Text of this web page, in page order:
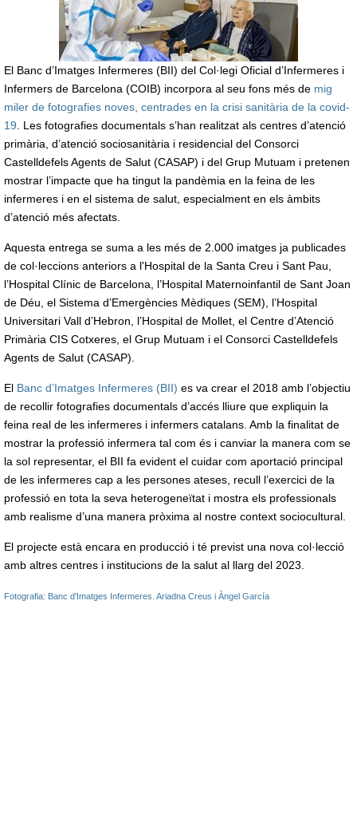
El Banc d’Imatges Infermeres (BII) del Col·legi Oficial d’Infermeres i
Infermers de Barcelona (COIB) incorpora al seu fons més de mig
miler de fotografies noves, centrades en la crisi sanitària de la covid-
19. Les fotografies documentals s’han realitzat als centres d’atenció
primària, d’atenció sociosanitària i residencial del Consorci
Castelldefels Agents de Salut (CASAP) i del Grup Mutuam i pretenen
mostrar l’impacte que ha tingut la pandèmia en la feina de les
infermeres i en el sistema de salut, especialment en els àmbits
d’atenció més afectats.
Aquesta entrega se suma a les més de 2.000 imatges ja publicades
de col·leccions anteriors a l'Hospital de la Santa Creu i Sant Pau,
l’Hospital Clínic de Barcelona, l’Hospital Maternoinfantil de Sant Joan
de Déu, el Sistema d’Emergències Mèdiques (SEM), l’Hospital
Universitari Vall d’Hebron, l’Hospital de Mollet, el Centre d’Atenció
Primària CIS Cotxeres, el Grup Mutuam i el Consorci Castelldefels
Agents de Salut (CASAP).
El Banc d’Imatges Infermeres (BII) es va crear el 2018 amb l’objectiu
de recollir fotografies documentals d’accés lliure que expliquin la
feina real de les infermeres i infermers catalans. Amb la finalitat de
mostrar la professió infermera tal com és i canviar la manera com se
la sol representar, el BII fa evident el cuidar com aportació principal
de les infermeres cap a les persones ateses, recull l’exercici de la
professió en tota la seva heterogeneïtat i mostra els professionals
amb realisme d’una manera pròxima al nostre context sociocultural.
El projecte està encara en producció i té previst una nova col·lecció
amb altres centres i institucions de la salut al llarg del 2023.
Fotografia: Banc d'Imatges Infermeres. Ariadna Creus i Àngel García